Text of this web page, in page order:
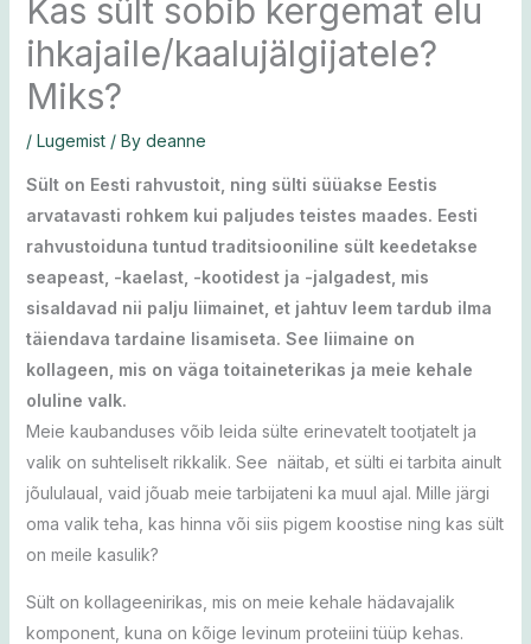
Kas sült sobib kergemat elu
ihkajaile/kaalujälgijatele?
Miks?
/ Lugemist/ By deanne
Sült on Eesti rahvustoit, ning sülti süüakse Eestis
arvatavasti rohkem kui paljudes teistes maades. Eesti
rahvustoiduna tuntud traditsiooniline sült keedetakse
seapeast, -kaelast, -kootidest ja -jalgadest, mis
sisaldavad nii palju liimainet, et jahtuv leem tardub ilma
täiendava tardaine lisamiseta. See liimaine on
kollageen, mis on väga toitaineterikas ja meie kehale
oluline valk.
Meie kaubanduses võib leida sülte erinevatelt tootjatelt ja
valik on suhteliselt rikkalik. See näitab, et sülti ei tarbita ainult
jõululaual, vaid jõuab meie tarbijateni ka muul ajal. Mille järgi
oma valik teha, kas hinna või siis pigem koostise ning kas sült
on meile kasulik?
Sült on kollageenirikas, mis on meie kehale hädavajalik
komponent, kuna on kõige levinum proteiini tüüp kehas.